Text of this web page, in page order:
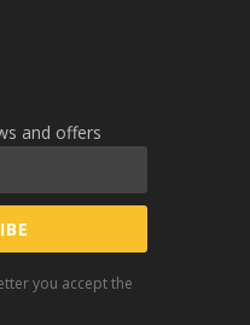
and offers
you accept the